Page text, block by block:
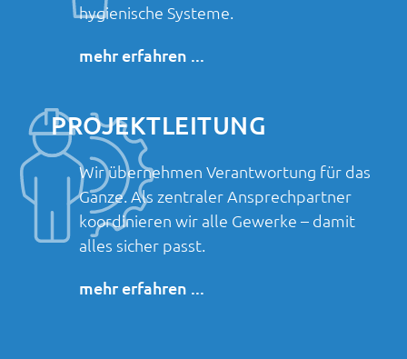
hygienische Systeme.
mehr erfahren ...
PROJEKT­LEITUNG
Wir übernehmen Verantwortung für das
Ganze. Als zentraler Ansprechpartner
koordinieren wir alle Gewerke – damit
alles sicher passt.
mehr erfahren ...